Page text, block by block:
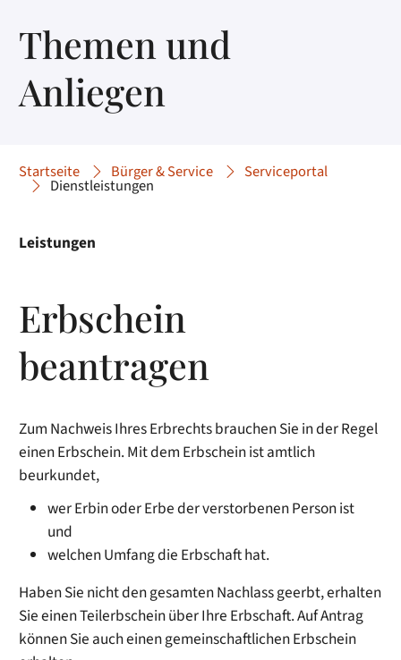
Themen und
Anliegen
Startseite Bürger & Service Serviceportal
Dienstleistungen
Leistungen
Erbschein
beantragen
Zum Nachweis Ihres Erbrechts brauchen Sie in der Regel
einen Erbschein. Mit dem Erbschein ist amtlich
beurkundet,
wer Erbin oder Erbe der verstorbenen Person ist
und
welchen Umfang die Erbschaft hat.
Haben Sie nicht den gesamten Nachlass geerbt, erhalten
Sie einen Teilerbschein über Ihre Erbschaft. Auf Antrag
können Sie auch einen gemeinschaftlichen Erbschein